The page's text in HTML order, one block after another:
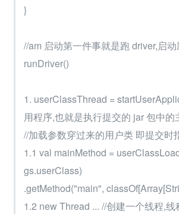
}
//am 启动第一件事就是跑 driver,启
runDriver()
1. userClassThread =
用程序,也就是执行提交的 jar 包中的
//加载参数穿过来的用户类 即提交时
1.1 val mainMethod =
gs.userClass)
.getMethod("main",
1.2 new Thread ... //创建一个线程,线